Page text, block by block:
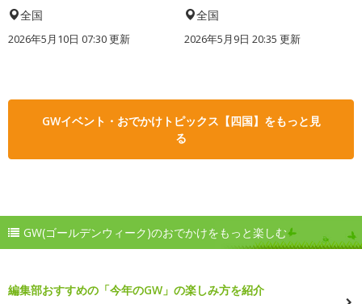
全国
2026年5月10日 07:30 更新
全国
2026年5月9日 20:35 更新
GWイベント・おでかけトピックス【四国】をもっと見
る
GW(ゴールデンウィーク)のおでかけをもっと楽しむ
編集部おすすめの「今年のGW」の楽しみ方を紹介